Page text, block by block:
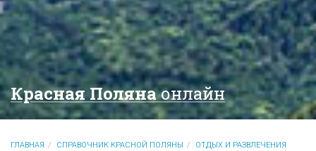
Красная Полянаонлайн
ГЛАВНАЯ СПРАВОЧНИК КРАСНОЙ ПОЛЯНЫ ОТДЫХ И РАЗВЛЕЧЕНИЯ